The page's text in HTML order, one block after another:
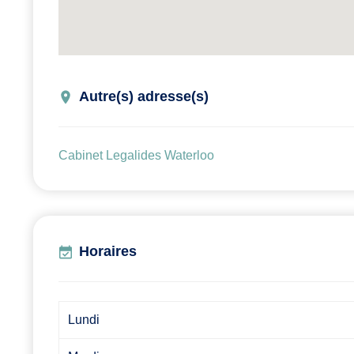
Autre(s) adresse(s)
Cabinet Legalides Waterloo
Horaires
Lundi